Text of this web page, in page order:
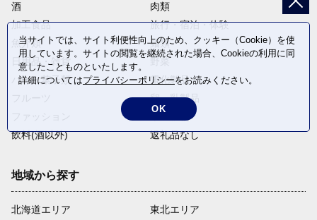
酒
肉類
加工食品
旅行・宿泊・体験
魚介類
麺類
日用品・雑貨
野菜
パン・菓子類
電化製品
卵・乳製品
飲料(酒以外)
返礼品なし
地域から探す
北海道エリア
東北エリア
当サイトでは、サイト利便性向上のため、クッキー（Cookie）を使
用しています。サイトの閲覧を継続された場合、Cookieの利用に同
意したことものといたします。
詳細についてはプライバシーポリシーをお読みください。
OK